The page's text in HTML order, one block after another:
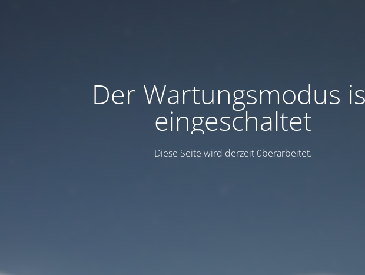
Der Wartungsmodus
eingeschaltet
Diese Seite wird derzeit überarbeitet.